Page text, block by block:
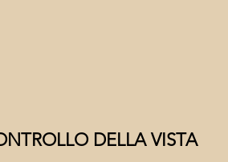
DELLA VISTA